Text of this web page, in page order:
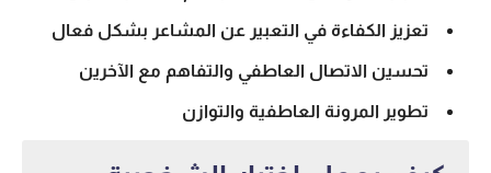
تعزيز الكفاءة في التعبير عن المشاعر بشكل فعال
تحسين الاتصال العاطفي والتفاهم مع الآخرين
تطوير المرونة العاطفية والتوازن